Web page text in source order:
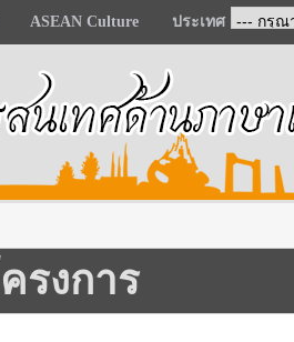
ASEAN Culture ประเทศ
รงการ